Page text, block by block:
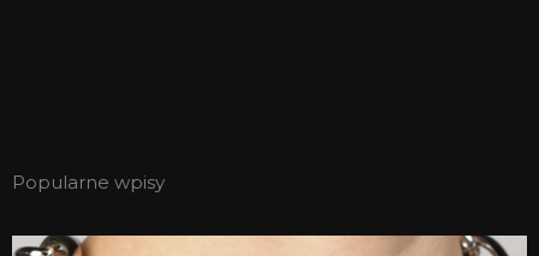
Popularne wpisy